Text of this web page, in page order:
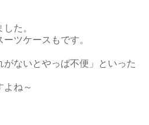
た。
ツケースもです。
ないとやっぱ不便」といった
よね～